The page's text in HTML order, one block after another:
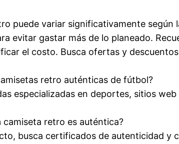
puede variar significativamente
evitar gastar más de lo planeado.
el costo. Busca ofertas y
retro auténticas de fútbol?
especializadas en deportes, sitios
camiseta retro es auténtica?
busca certificados de autenticidad y